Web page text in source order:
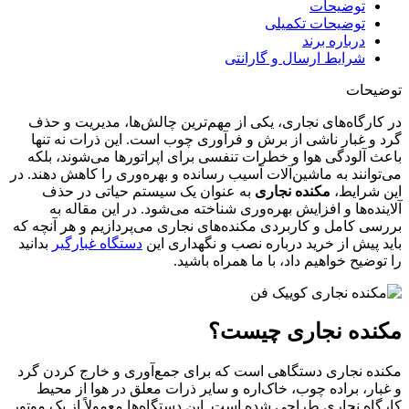
توضیحات
توضیحات تکمیلی
درباره برند
شرایط ارسال و گارانتی
توضیحات
در کارگاه‌های نجاری، یکی از مهم‌ترین چالش‌ها، مدیریت و حذف
گرد و غبار ناشی از برش و فرآوری چوب است. این ذرات نه تنها
باعث آلودگی هوا و خطرات تنفسی برای اپراتورها می‌شوند، بلکه
می‌توانند به ماشین‌آلات آسیب رسانده و بهره‌وری را کاهش دهند. در
این شرایط، مکنده نجاری به عنوان یک سیستم حیاتی در حذف
آلاینده‌ها و افزایش بهره‌وری شناخته می‌شود. در این مقاله به
بررسی کامل و کاربردی مکنده‌های نجاری می‌پردازیم و هر آنچه که
باید پیش از خرید درباره نصب و نگهداری این دستگاه غبارگیر بدانید
را توضیح خواهیم داد، با ما همراه باشید.
مکنده نجاری چیست؟
مکنده نجاری دستگاهی است که برای جمع‌آوری و خارج کردن گرد
و غبار، براده چوب، خاک‌اره و سایر ذرات معلق در هوا از محیط